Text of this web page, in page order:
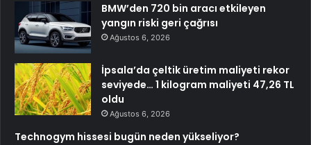
BMW’den 720 bin aracı etkileyen
yangın riski geri çağrısı
Ağustos 6, 2026
İpsala’da çeltik üretim maliyeti rekor
seviyede… 1 kilogram maliyeti 47,26 TL
oldu
Ağustos 6, 2026
Technogym hissesi bugün neden yükseliyor?